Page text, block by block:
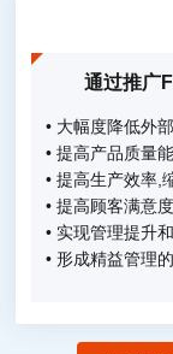
通过推广
• 大幅度降低外
• 提高产品质量
• 提高生产效率,
• 提高顾客满意度
• 实现管理提升
• 形成精益管理